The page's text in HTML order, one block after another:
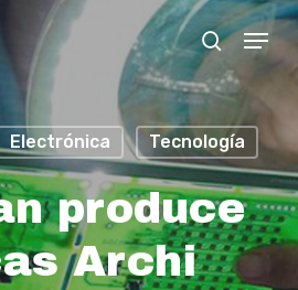
search
Menu
Electrónica Tecnología
produce
Archi
Menu